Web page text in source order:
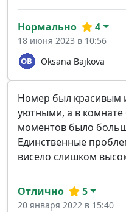
Oksana Bajkova
Нормально 4
18 июня 2023 в 10:56
Номер был красивым
уютными, а в
моментов было
Единственные
висело слишком
Отлично 5
20 января 2022 в 15:40